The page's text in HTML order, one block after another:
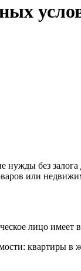
нужды без залога
или
лицо
квартиры